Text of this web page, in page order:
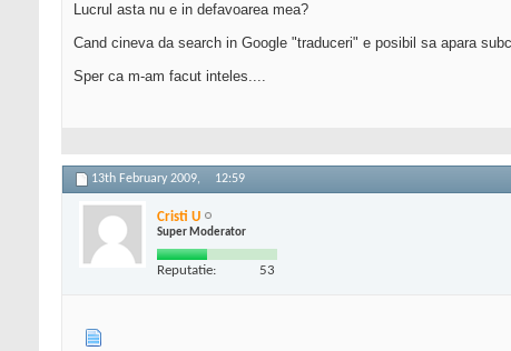
Lucrul asta nu e in defavoarea mea?
Cand cineva da search in Google "traduceri" e posibil sa apara
Sper ca m-am facut inteles....
13th February 2009, 12:59
Cristi U
Super Moderator
Reputatie: 53